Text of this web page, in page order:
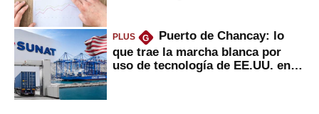
PLUS G
Puerto de Chancay: lo
que trae la marcha blanca por
uso de tecnología de EE.UU. en